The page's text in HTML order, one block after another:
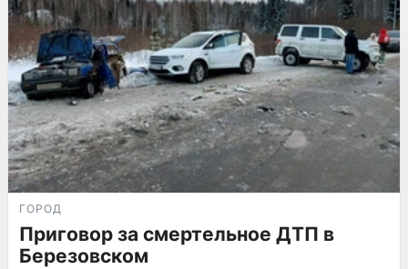
ГОРОД
Приговор за смертельное ДТП в
Березовском